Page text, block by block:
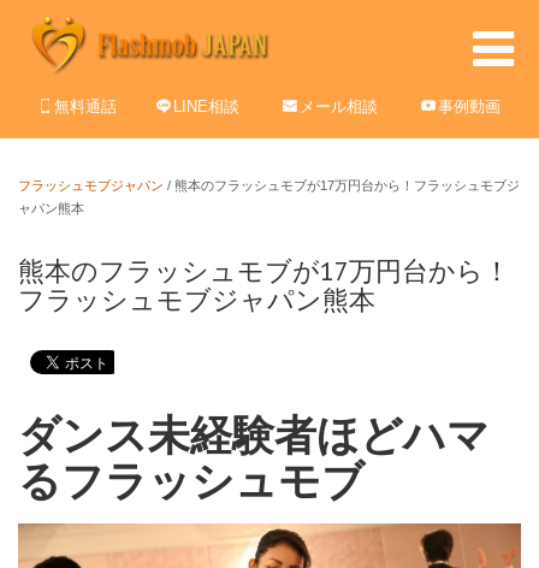
無料通話 LINE相談 メール相談 事例動画
フラッシュモブジャパン / 熊本のフラッシュモブが17万円台から！フラッシュモブジ
ャパン熊本
熊本のフラッシュモブが17万円台から！
フラッシュモブジャパン熊本
ダンス未経験者ほどハマ
るフラッシュモブ